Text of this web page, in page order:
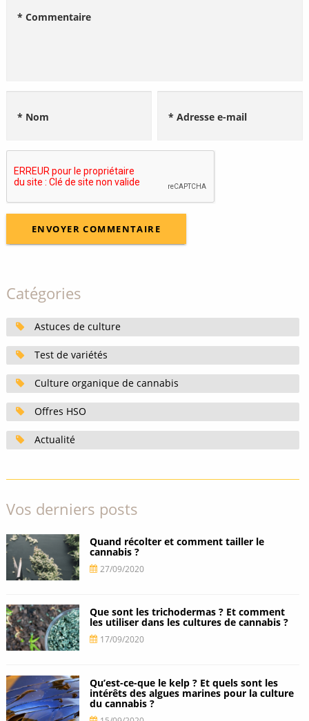
* Commentaire
* Nom * Adresse e-mail
Catégories
Astuces de culture
Test de variétés
Culture organique de cannabis
Offres HSO
Actualité
Vos derniers posts
Quand récolter et comment tailler le
cannabis ?
27/09/2020
Que sont les trichodermas ? Et comment
les utiliser dans les cultures de cannabis ?
17/09/2020
Qu’est-ce-que le kelp ? Et quels sont les
intérêts des algues marines pour la culture
du cannabis ?